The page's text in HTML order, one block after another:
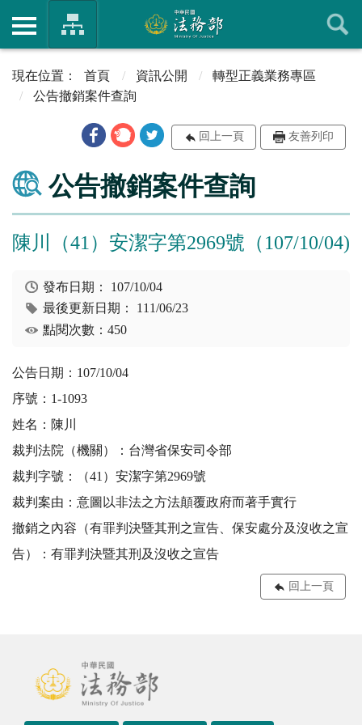
首頁 資訊公開
轉型正義業務專區
公告撤銷案件查詢
回上一頁 友善列印
公告撤銷案件查詢
陳川（41）安潔字第2969號（107/10/04)
發布日期： 107/10/04
最後更新日期： 111/06/23
點閱次數：450
公告日期：107/10/04
序號：1-1093
姓名：陳川
裁判法院（機關）：台灣省保安司令部
裁判字號：（41）安潔字第2969號
裁判案由：意圖以非法之方法顛覆政府而著手實行
撤銷之內容（有罪判決暨其刑之宣告、保安處分及沒收之宣
告）：有罪判決暨其刑及沒收之宣告
回上一頁